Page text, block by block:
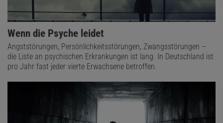
Wenn die Psyche leidet
Angststörungen, Persönlichkeitsstörungen, Zwangsstörungen –
die Liste an psychischen Erkrankungen ist lang. In Deutschland ist
pro Jahr fast jeder vierte Erwachsene betroffen.